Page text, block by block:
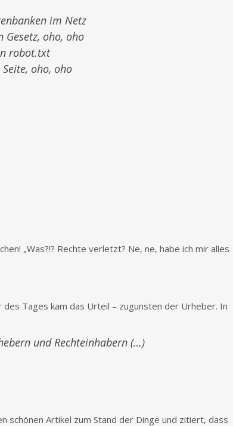
im Netz
Gesetz, oho, oho
robot.txt
oho, oho
„Was?!? Rechte verletzt? Ne, ne, habe ich mir alles
Tages kam das Urteil – zugunsten der Urheber. In
und Rechteinhabern (…)
schönen Artikel zum Stand der Dinge und zitiert, dass